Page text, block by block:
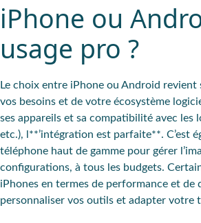
iPhone ou
usage pro ?
Le choix entre iPhone ou Android revient
vos besoins et de votre écosystème
ses appareils et sa compatibilité avec les
etc.), l**’intégration est parfaite**. C’est
téléphone haut de gamme pour gérer
configurations, à tous les budgets.
iPhones en termes de performance et de
personnaliser vos outils et adapter votre